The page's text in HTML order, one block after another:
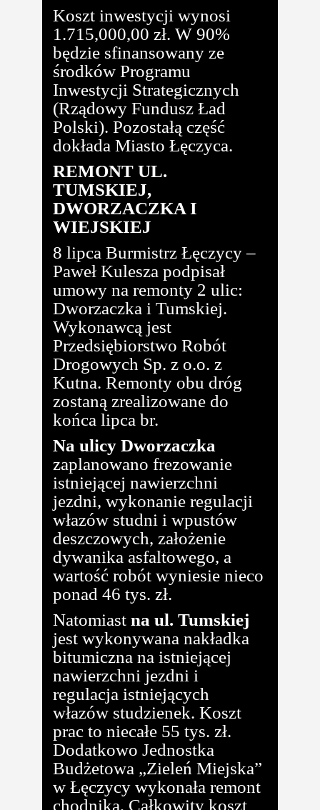
Koszt inwestycji wynosi
1.715,000,00 zł. W 90%
będzie sfinansowany ze
środków Programu
Inwestycji Strategicznych
(Rządowy Fundusz Ład
Polski). Pozostałą część
dokłada Miasto Łęczyca.
REMONT UL.
TUMSKIEJ,
DWORZACZKA I
WIEJSKIEJ
8 lipca Burmistrz Łęczycy –
Paweł Kulesza podpisał
umowy na remonty 2 ulic:
Dworzaczka i Tumskiej.
Wykonawcą jest
Przedsiębiorstwo Robót
Drogowych Sp. z o.o. z
Kutna. Remonty obu dróg
zostaną zrealizowane do
końca lipca br.
Na ulicy Dworzaczka
zaplanowano frezowanie
istniejącej nawierzchni
jezdni, wykonanie regulacji
włazów studni i wpustów
deszczowych, założenie
dywanika asfaltowego, a
wartość robót wyniesie nieco
ponad 46 tys. zł.
Natomiast na ul. Tumskiej
jest wykonywana nakładka
bitumiczna na istniejącej
nawierzchni jezdni i
regulacja istniejących
włazów studzienek. Koszt
prac to niecałe 55 tys. zł.
Dodatkowo Jednostka
Budżetowa „Zieleń Miejska”
w Łęczycy wykonała remont
chodnika, Całkowity koszt